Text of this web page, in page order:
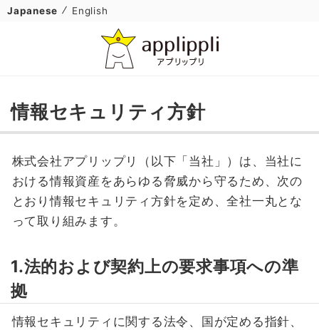
Japanese English
情報セキュリティ方針
株式会社アプリップリ（以下「当社」）は、当社に
おける情報資産をあらゆる脅威から守るため、次の
とおり情報セキュリティ方針を定め、全社一丸とな
って取り組みます。
1.法的および契約上の要求事項への準
拠
情報セキュリティに関する法令、国が定める指針、